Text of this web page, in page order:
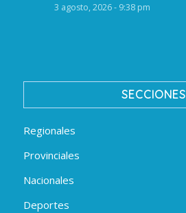
3 agosto, 2026 - 9:38 pm
SECCIONES
Regionales
Provinciales
Nacionales
Deportes